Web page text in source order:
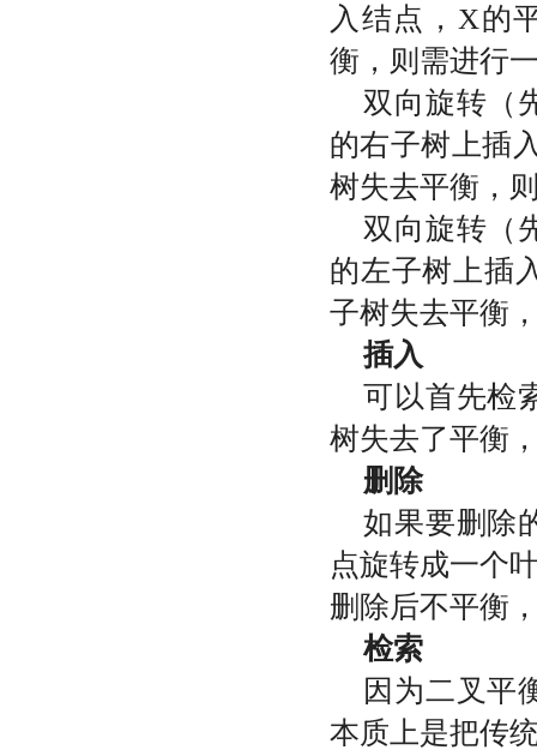
入结点， X的
衡，则需进行
双向旋转（
的右子树上插
树失去平衡，
双向旋转（
的左子树上插
子树失去平衡
插入
可以首先检
树失去了平衡
删除
如果要删除
点旋转成一个
删除后不平衡
检索
因为二叉平
本质上是把传